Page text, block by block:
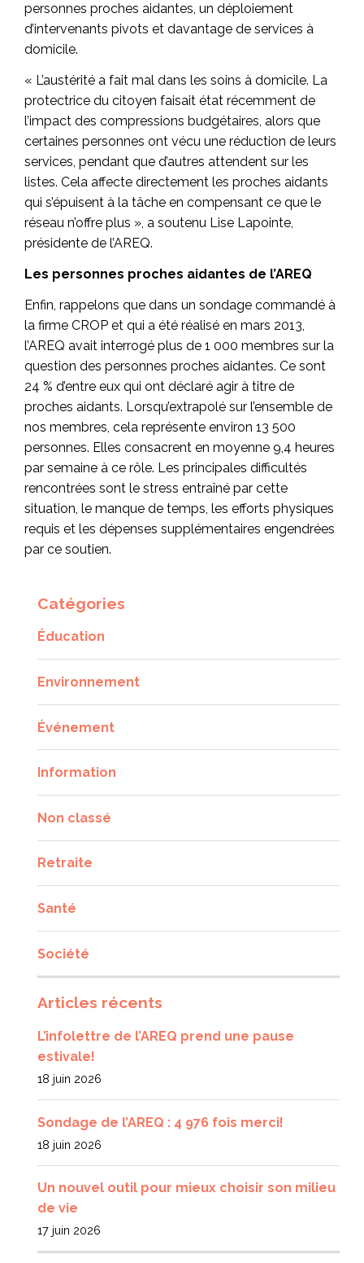
personnes proches aidantes, un déploiement
d’intervenants pivots et davantage de services à
domicile.
« L’austérité a fait mal dans les soins à domicile. La
protectrice du citoyen faisait état récemment de
l’impact des compressions budgétaires, alors que
certaines personnes ont vécu une réduction de leurs
services, pendant que d’autres attendent sur les
listes. Cela affecte directement les proches aidants
qui s’épuisent à la tâche en compensant ce que le
réseau n’offre plus », a soutenu Lise Lapointe,
présidente de l’AREQ.
Les personnes proches aidantes de l’AREQ
Enfin, rappelons que dans un sondage commandé à
la firme CROP et qui a été réalisé en mars 2013,
l’AREQ avait interrogé plus de 1 000 membres sur la
question des personnes proches aidantes. Ce sont
24 % d’entre eux qui ont déclaré agir à titre de
proches aidants. Lorsqu’extrapolé sur l’ensemble de
nos membres, cela représente environ 13 500
personnes. Elles consacrent en moyenne 9,4 heures
par semaine à ce rôle. Les principales difficultés
rencontrées sont le stress entraîné par cette
situation, le manque de temps, les efforts physiques
requis et les dépenses supplémentaires engendrées
par ce soutien.
Catégories
Éducation
Environnement
Événement
Information
Non classé
Retraite
Santé
Société
Articles récents
L’infolettre de l’AREQ prend une pause
estivale!
18 juin 2026
Sondage de l’AREQ : 4 976 fois merci!
18 juin 2026
Un nouvel outil pour mieux choisir son milieu
de vie
17 juin 2026